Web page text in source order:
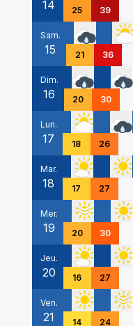
14 25 39
Sam.
15 21 36
Dim.
16 20 30
Lun.
17 18 26
Mar.
18 17 27
Mer.
19 20 30
Jeu.
20 16 27
Ven.
21 14 24